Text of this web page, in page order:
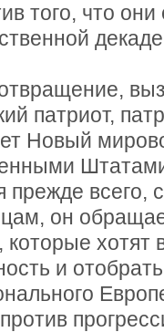
того, что
патриот,
Новый
всего,
он
хотят
и